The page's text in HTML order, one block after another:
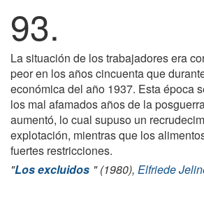
93.
La situación de los trabajadores era
peor en los años cincuenta que
económica del año 1937. Esta época
los mal afamados años de la
aumentó, lo cual supuso un
explotación, mientras que los
fuertes restricciones.
"Los excluidos " (1980), Elfriede